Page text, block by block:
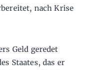
nach Krise
Geld geredet
Staates, das er